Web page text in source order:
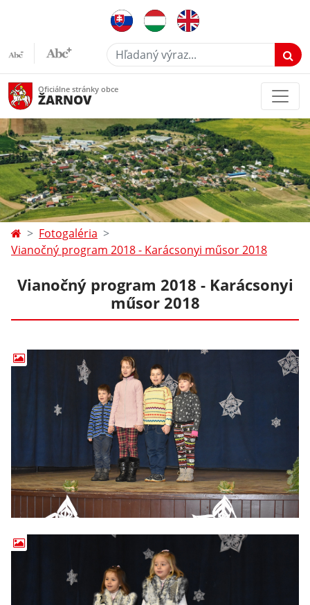
Hľadaný výraz...
Oficiálne stránky obce
ŽARNOV
Fotogaléria
Vianočný program 2018 - Karácsonyi műsor 2018
Vianočný program 2018 - Karácsonyi
műsor 2018